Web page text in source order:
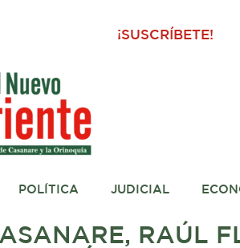
¡SUSCRÍBETE!
POLÍTICA JUDICIAL
RAÚL